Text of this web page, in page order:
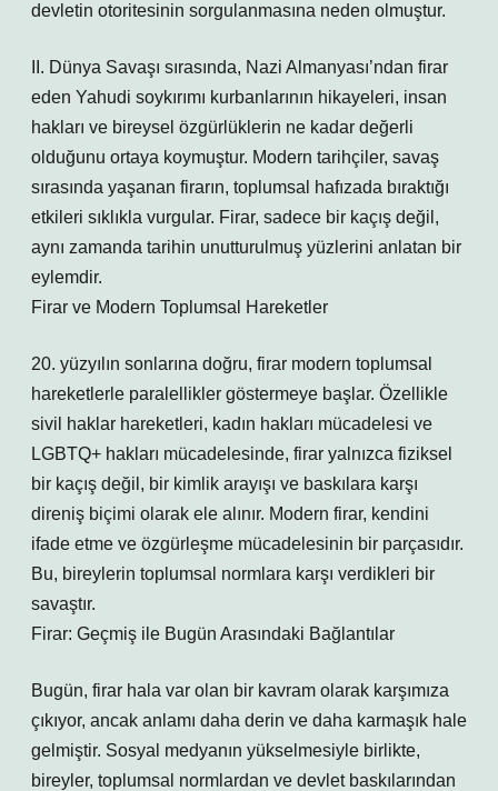
devletin otoritesinin sorgulanmasına neden olmuştur.
II. Dünya Savaşı sırasında, Nazi Almanyası’ndan firar
eden Yahudi soykırımı kurbanlarının hikayeleri, insan
hakları ve bireysel özgürlüklerin ne kadar değerli
olduğunu ortaya koymuştur. Modern tarihçiler, savaş
sırasında yaşanan firarın, toplumsal hafızada bıraktığı
etkileri sıklıkla vurgular. Firar, sadece bir kaçış değil,
aynı zamanda tarihin unutturulmuş yüzlerini anlatan bir
eylemdir.
Firar ve Modern Toplumsal Hareketler
20. yüzyılın sonlarına doğru, firar modern toplumsal
hareketlerle paralellikler göstermeye başlar. Özellikle
sivil haklar hareketleri, kadın hakları mücadelesi ve
LGBTQ+ hakları mücadelesinde, firar yalnızca fiziksel
bir kaçış değil, bir kimlik arayışı ve baskılara karşı
direniş biçimi olarak ele alınır. Modern firar, kendini
ifade etme ve özgürleşme mücadelesinin bir parçasıdır.
Bu, bireylerin toplumsal normlara karşı verdikleri bir
savaştır.
Firar: Geçmiş ile Bugün Arasındaki Bağlantılar
Bugün, firar hala var olan bir kavram olarak karşımıza
çıkıyor, ancak anlamı daha derin ve daha karmaşık hale
gelmiştir. Sosyal medyanın yükselmesiyle birlikte,
bireyler, toplumsal normlardan ve devlet baskılarından